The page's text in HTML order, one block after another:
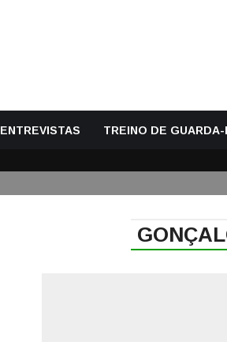
ENTREVISTAS TREINO DE GUARDA-